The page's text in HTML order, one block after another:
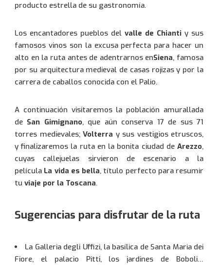
producto estrella de su gastronomía.
Los encantadores pueblos del valle de Chianti y sus
famosos vinos son la excusa perfecta para hacer un
alto en la ruta antes de adentrarnos enSiena, famosa
por su arquitectura medieval de casas rojizas y por la
carrera de caballos conocida con el Palio.
A continuación visitaremos la población amurallada
de San Gimignano, que aún conserva 17 de sus 71
torres medievales; Volterra y sus vestigios etruscos,
y finalizaremos la ruta en la bonita ciudad de Arezzo,
cuyas callejuelas sirvieron de escenario a la
película La vida es bella, título perfecto para resumir
tu viaje por la Toscana.
Sugerencias para disfrutar de la ruta
La Galleria degli Uffizi, la basílica de Santa Maria dei
Fiore, el palacio Pitti, los jardines de Boboli…
Euskara(Basque)
English (Anglais)
Usuario: